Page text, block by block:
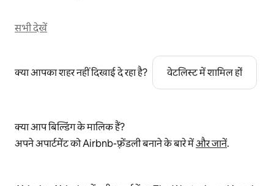
सभी देखें
क्या आपका शहर नहीं दिखाई दे रहा है? वेटलिस्ट में शामिल हों
क्या आप बिल्डिंग के मालिक हैं?
अपने अपार्टमेंट को Airbnb-फ़्रेंडली बनाने के बारे मेंऔर जानें.